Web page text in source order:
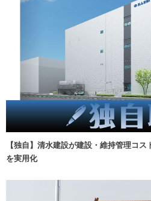
【独自】清水建設が建設・維持管理コ
を実用化